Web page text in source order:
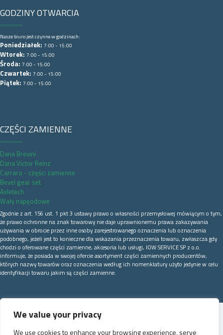
We value your privacy
We use cookies to enhance your browsing experience, serve
GODZINY OTWARCIA
Nasze biuro jest czynne w godzinach:
Poniedziałek: 7:00 - 15:00
Wtorek: 7:00 - 15:00
Środa: 7:00 - 15:00
Czwartek: 7:00 - 15:00
Piątek: 7:00 - 15:00
CZĘŚCI ZAMIENNE
Dana Brevini
Dana Victor Reinz
Carraro - części zamienne
Bevel gear set
Axletech
Wały napęodowe
Zgodnie z art. 156 ust. 1 pkt 3 ustawy prawo o własności przemysłowej mówiącym o tym,
że prawo ochronne na znak towarowy nie daje uprawnionemu prawa zakazywania
używania w obrocie przez inne osoby zarejestrowanego oznaczenia lub oznaczenia
podobnego, jeżeli jest to konieczne dla wskazania przeznaczenia towaru, zwłaszcza gdy
chodzi o oferowane części zamienne, akcesoria lub usługi, IOW SERVICE SP z o.o.
informuje, że posiada w swojej ofercie asortyment części zamiennych producentów,
których nazwy towarów oraz oznaczenia według ich nomenklatury użyto jedynie w celu
identyfikacji towaru jakim są części zamienne.